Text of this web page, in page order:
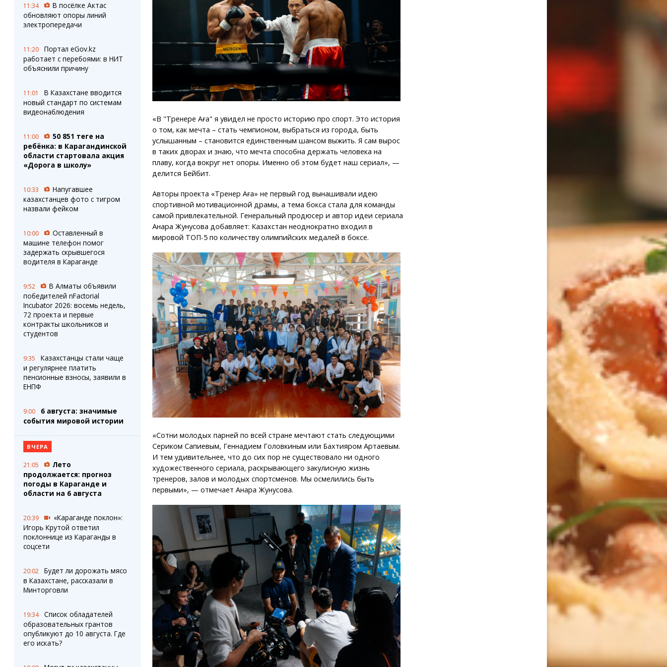
11:34
В посёлке Актас
обновляют опоры линий
электропередачи
11:20
Портал eGov.kz
работает с перебоями: в НИТ
объяснили причину
11:01
В Казахстане вводится
новый стандарт по системам
видеонаблюдения
11:00
50 851 теңге на
ребёнка: в Карагандинской
области стартовала акция
«Дорога в школу»
10:33
Напугавшее
казахстанцев фото с тигром
назвали фейком
10:00
Оставленный в
машине телефон помог
задержать скрывшегося
водителя в Караганде
9:52
В Алматы объявили
победителей nFactorial
Incubator 2026: восемь недель,
72 проекта и первые
контракты школьников и
студентов
9:35
Казахстанцы стали чаще
и регулярнее платить
пенсионные взносы, заявили в
ЕНПФ
9:00
6 августа: значимые
события мировой истории
ВЧЕРА
21:05
Лето
продолжается: прогноз
погоды в Караганде и
области на 6 августа
20:39
«Караганде поклон»:
Игорь Крутой ответил
поклоннице из Караганды в
соцсети
20:02
Будет ли дорожать мясо
в Казахстане, рассказали в
Минторговли
19:34
Список обладателей
образовательных грантов
опубликуют до 10 августа. Где
его искать?
«В "Тренере Аға" я увидел не просто историю про спорт. Это история
о том, как мечта – стать чемпионом, выбраться из города, быть
услышанным – становится единственным шансом выжить. Я сам вырос
в таких дворах и знаю, что мечта способна держать человека на
плаву, когда вокруг нет опоры. Именно об этом будет наш сериал», —
делится Бейбит.
Авторы проекта «Тренер Аға» не первый год вынашивали идею
спортивной мотивационной драмы, а тема бокса стала для команды
самой привлекательной. Генеральный продюсер и автор идеи сериала
Анара Жунусова добавляет: Казахстан неоднократно входил в
мировой ТОП-5 по количеству олимпийских медалей в боксе.
«Сотни молодых парней по всей стране мечтают стать следующими
Сериком Сапиевым, Геннадием Головкиным или Бахтияром Артаевым.
И тем удивительнее, что до сих пор не существовало ни одного
художественного сериала, раскрывающего закулисную жизнь
тренеров, залов и молодых спортсменов. Мы осмелились быть
первыми», — отмечает Анара Жунусова.